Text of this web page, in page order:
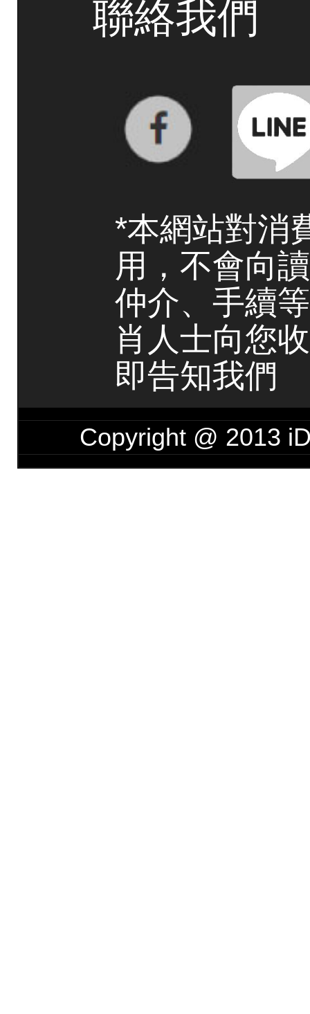
聯絡我們
*本網站對消
用，不會向
仲介、手續
肖人士向您
即告知我們
Copyright @ 2013